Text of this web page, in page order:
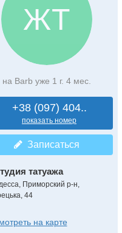
ЖТ
на Barb уже 1 г. 4 мес.
+38 (097) 404..
показать номер
Записаться
татуажа
Приморский р-н,
44
на карте